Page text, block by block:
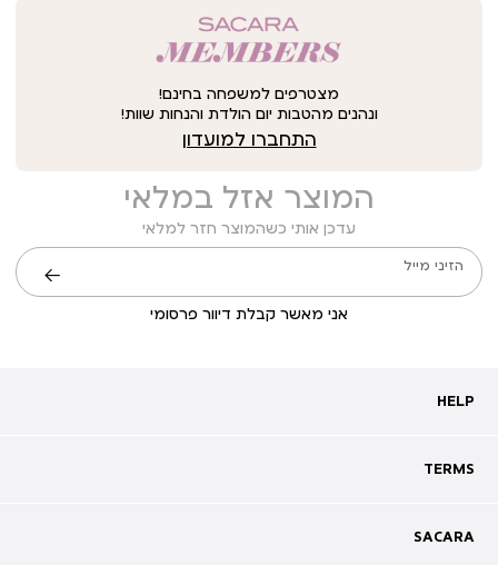
מצטרפים למשפחה בחינם!
ונהנים מהטבות יום הולדת והנחות שוות!
התחברו למועדון
המוצר אזל במלאי
עדכן אותי כשהמוצר חזר למלאי
הזיני מייל
אני מאשר קבלת דיוור פרסומי
שליחה
HELP
HELP
שאלות ותשובות
TERMS
TERMS
מדיניות פרטיות
SACARA
SACARA